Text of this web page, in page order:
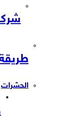
الحشرات